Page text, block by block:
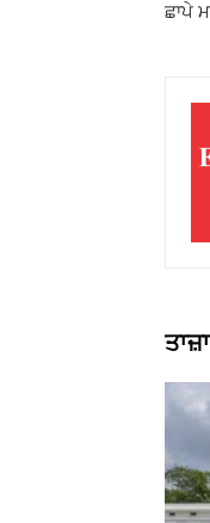
ਛਾਪੇ